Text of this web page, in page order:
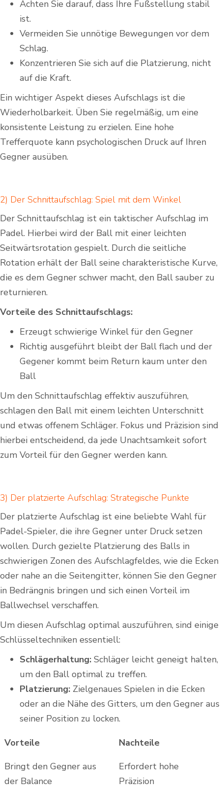
Achten Sie darauf, dass Ihre Fußstellung stabil
ist.
Vermeiden Sie unnötige Bewegungen vor dem
Schlag.
Konzentrieren Sie sich auf die Platzierung, nicht
auf die Kraft.
Ein wichtiger Aspekt dieses Aufschlags ist die
Wiederholbarkeit. Üben Sie regelmäßig, um eine
konsistente Leistung zu erzielen. Eine hohe
Trefferquote kann psychologischen Druck auf Ihren
Gegner ausüben.
2) Der Schnittaufschlag: Spiel mit dem Winkel
Der Schnittaufschlag ist⁢ ein taktischer Aufschlag im
Padel. Hierbei wird der Ball mit einer leichten
Seitwärtsrotation gespielt. Durch die seitliche
Rotation erhält der Ball seine charakteristische Kurve,
die es dem Gegner schwer macht, den Ball sauber zu
returnieren.
Vorteile des Schnittaufschlags:
Erzeugt schwierige Winkel für den Gegner
Richtig ausgeführt bleibt der Ball flach und der
Gegener kommt beim Return kaum unter den
Ball
Um‌ den Schnittaufschlag effektiv auszuführen,
schlagen den Ball mit‍ einem leichten Unterschnitt
und etwas offenem Schläger. Fokus und Präzision sind
hierbei entscheidend, da jede Unachtsamkeit sofort
zum Vorteil für den Gegner werden kann.
3) Der platzierte Aufschlag: Strategische Punkte
Der platzierte Aufschlag ist eine beliebte Wahl für
Padel-Spieler, die ihre Gegner unter Druck setzen
wollen. Durch gezielte Platzierung des Balls in
schwierigen Zonen des Aufschlagfeldes, wie die Ecken
oder nahe an die Seitengitter, können Sie den Gegner
in Bedrängnis bringen und sich einen Vorteil im
Ballwechsel verschaffen.
Um diesen Aufschlag optimal auszuführen, sind einige
Schlüsseltechniken essentiell:
Schlägerhaltung: Schläger leicht geneigt halten,
um den Ball optimal zu treffen.
Platzierung: Zielgenaues Spielen in die Ecken
oder an die Nähe des Gitters, um den Gegner aus
seiner Position zu locken.
Vorteile
Nachteile
Bringt den Gegner aus
der Balance
Erfordert hohe
Präzision